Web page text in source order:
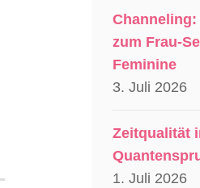
zum Frau-
Feminine
3. Juli 2026
Zeitqualität
1. Juli 2026